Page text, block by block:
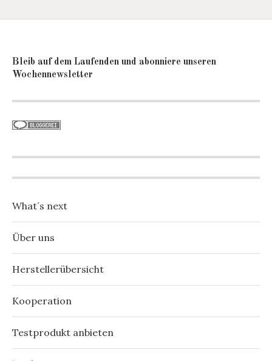
Bleib auf dem Laufenden und abonniere unseren
Wochennewsletter
What´s next
Über uns
Herstellerübersicht
Kooperation
Testprodukt anbieten